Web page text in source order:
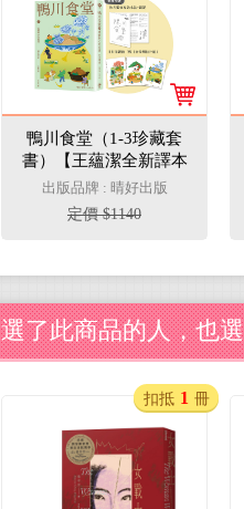
鴨川食堂（1-3珍藏套
書）【王蘊潔全新譯本
+臺灣獨家作者專訪親
簽小誌+川貝母繪製明
信片組】
出版品牌 : 晴好出版
定價 $1140
選了此商品的人，也選
扣抵 1 冊